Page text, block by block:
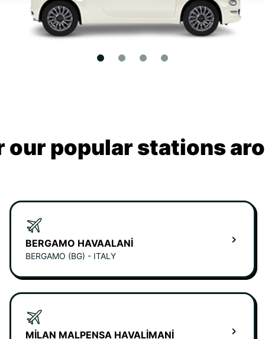
our popular stations
BERGAMO HAVAALANI
BERGAMO (BG) - ITALY
MILAN MALPENSA HAVALIMANI